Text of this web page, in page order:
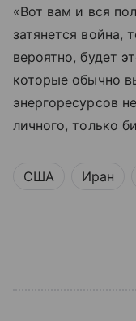
«Вот вам и вся
затянется война,
вероятно, будет
которые обычно
энергоресурсов
личного, только
США Иран